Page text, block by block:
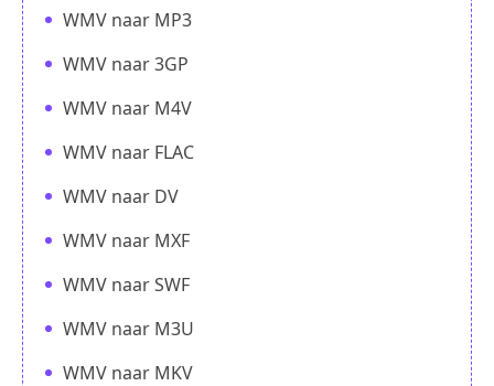
WMV naar MP3
WMV naar 3GP
WMV naar M4V
WMV naar FLAC
WMV naar DV
WMV naar MXF
WMV naar SWF
WMV naar M3U
WMV naar MKV